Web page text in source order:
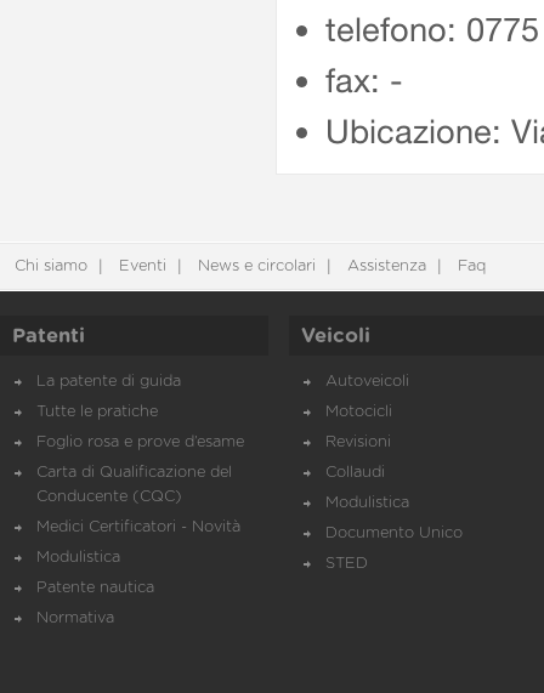
telefono:
fax: -
Ubicazione:
Chi siamo Eventi News e circolari Assistenza Faq
Patenti
La patente di guida
Tutte le pratiche
Foglio rosa e prove d’esame
Carta di Qualificazione del
Conducente (CQC)
Medici Certificatori - Novità
Modulistica
Patente nautica
Normativa
Veicoli
Autoveicoli
Motocicli
Revisioni
Collaudi
Modulistica
Documento Unico
STED